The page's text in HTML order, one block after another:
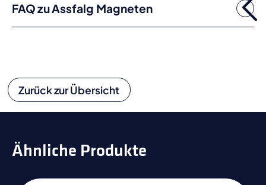
FAQ zu Assfalg Magneten
Zurück zur Übersicht
Ähnliche Produkte